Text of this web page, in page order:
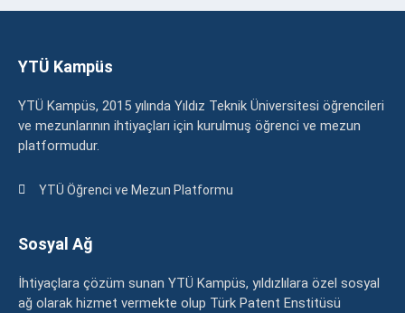
YTÜ Kampüs
YTÜ Kampüs, 2015 yılında Yıldız Teknik Üniversitesi öğrencileri
ve mezunlarının ihtiyaçları için kurulmuş öğrenci ve mezun
platformudur.
YTÜ Öğrenci ve Mezun Platformu
Sosyal Ağ
İhtiyaçlara çözüm sunan YTÜ Kampüs, yıldızlılara özel sosyal
ağ olarak hizmet vermekte olup Türk Patent Enstitüsü